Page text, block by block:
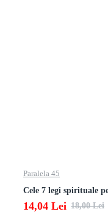
Paralela 45
14,04 Lei 18,00 Lei